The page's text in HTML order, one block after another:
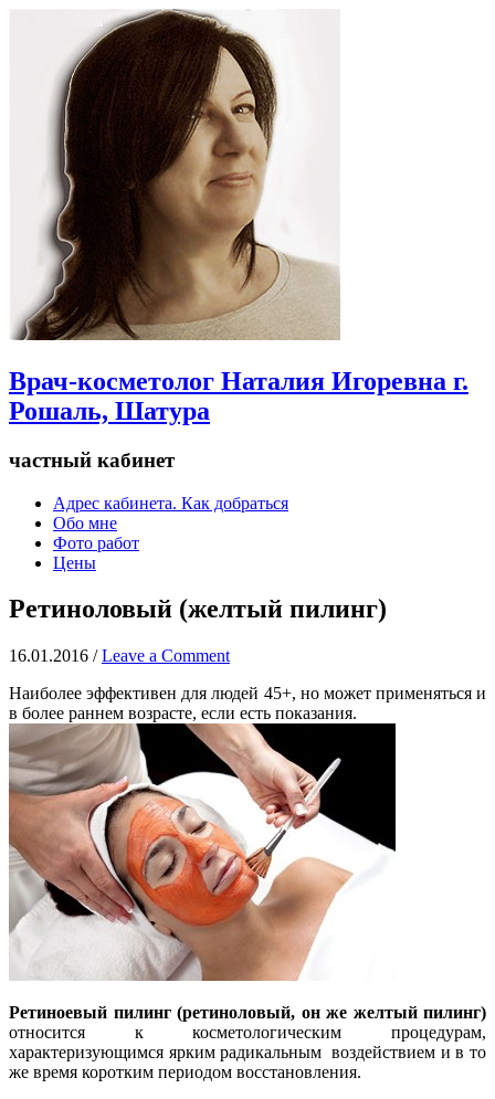
Врач-косметолог Наталия Игоревна г.
Рошаль, Шатура
частный кабинет
Адрес кабинета. Как добраться
Обо мне
Фото работ
Цены
Ретиноловый (желтый пилинг)
16.01.2016 /Leave a Comment
Наиболее эффективен для людей 45+, но может применяться и
в более раннем возрасте, если есть показания.
Ретиноевый пилинг (ретиноловый, он же желтый пилинг)
относится к косметологическим процедурам,
характеризующимся ярким радикальным воздействием и в то
же время коротким периодом восстановления.